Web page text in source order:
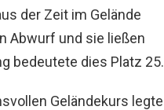
der Zeit im Gelände
Abwurf und sie ließen
bedeutete dies Platz 25.
Geländekurs legte